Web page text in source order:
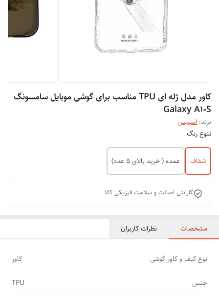
کاور مدل ژله ای TPU مناسب برای گوشی موبایل سامسونگ
Galaxy A10S
برند: اسپیس
تنوع رنگ
شفاف عمده ( خرید بالای 5 عدد)
گارانتی اصالت و سلامت فیزیکی کالا
مشخصات نظرات کاربران
نوع کیف و کاور گوشی کاور
جنس TPU